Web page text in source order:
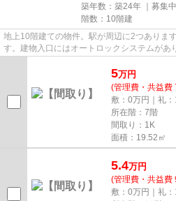
築年数：築24年 ｜募集中
階数：10階建
地上10階建ての物件。駅が周辺に2つありま
す。建物入口にはオートロックシステムがあ
5万円
(管理費・共益費
敷：0万円｜礼：
所在階：7階
間取り：1K
面積：19.52㎡
5.4万円
(管理費・共益費
敷：0万円｜礼：